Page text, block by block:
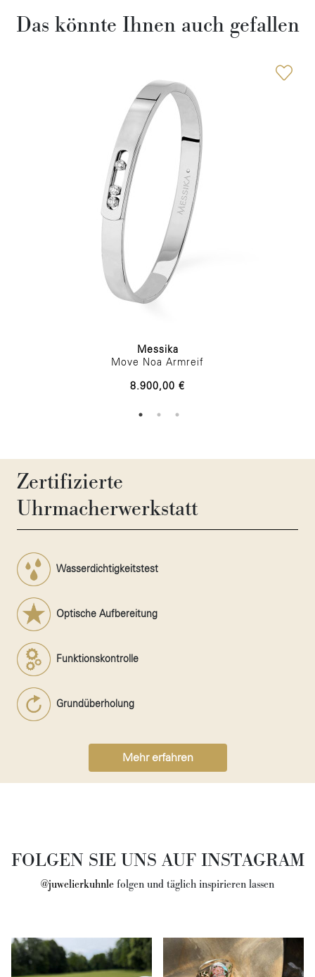
Das könnte Ihnen auch gefallen
Messika
Move Noa Armreif
8.900,00 €
Zertifizierte
Uhrmacherwerkstatt
Wasserdichtigkeitstest
Optische Aufbereitung
Funktionskontrolle
Grundüberholung
Mehr erfahren
FOLGEN SIE UNS AUF INSTAGRAM
@juwelierkuhnle folgen und täglich inspirieren lassen